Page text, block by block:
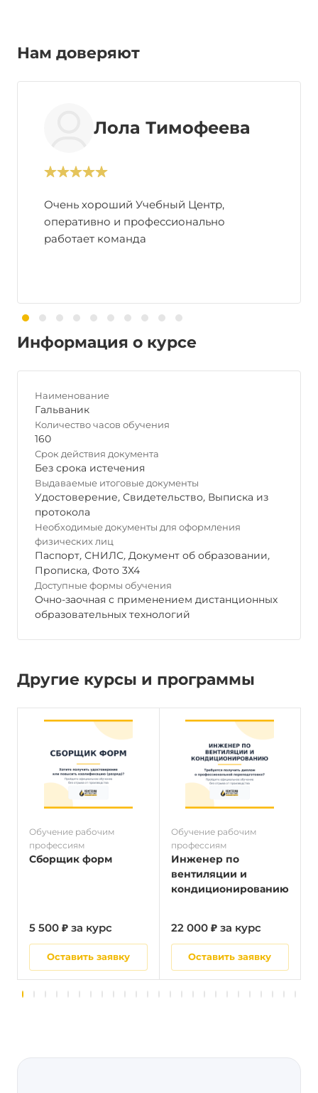
Нам доверяют
Лола Тимофеева
Очень хороший Учебный Центр,
оперативно и профессионально
работает команда
Информация о курсе
Наименование
Гальваник
Количество часов обучения
160
Срок действия документа
Без срока истечения
Выдаваемые итоговые документы
Удостоверение, Свидетельство, Выписка из
протокола
Необходимые документы для оформления
физических лиц
Паспорт, СНИЛС, Документ об образовании,
Прописка, Фото 3Х4
Доступные формы обучения
Очно-заочная с применением дистанционных
образовательных технологий
Другие курсы и программы
Обучение рабочим
профессиям
Сборщик форм
5 500 ₽ за курс
Оставить заявку
Обучение рабочим
профессиям
Инженер по
вентиляции и
кондиционированию
22 000 ₽ за курс
Оставить заявку